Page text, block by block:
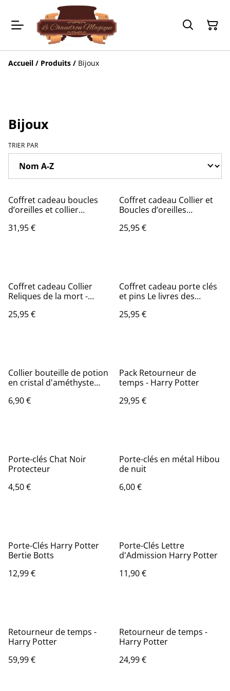
Accueil / Produits / Bijoux
Bijoux
TRIER PAR
Coffret cadeau boucles
d’oreilles et collier
31,95 €
Coffret cadeau Collier et
Boucles d’oreilles
Harry Potter
25,95 €
Coffret cadeau Collier
Reliques de la mort -
25,95 €
Coffret cadeau porte clés
et pins Le livres des
25,95 €
Collier bouteille de potion
en cristal d'améthyste
6,90 €
Pack Retourneur de
temps - Harry Potter
29,95 €
Porte-clés Chat Noir
Protecteur
4,50 €
Porte-clés en métal Hibou
de nuit
6,00 €
Porte-Clés Harry Potter
Bertie Botts
12,99 €
Porte-Clés Lettre
d'Admission Harry Potter
11,90 €
Retourneur de temps -
Harry Potter
59,99 €
Retourneur de temps -
Harry Potter
24,99 €